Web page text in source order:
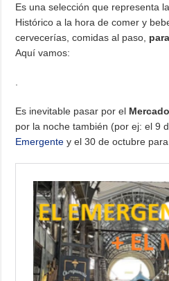
Es una selección que representa
Histórico a la hora de comer y
cervecerías, comidas al paso,
Aquí vamos:
Es inevitable pasar por el Mercado
por la noche también (por ej: el 9
Emergente y el 30 de octubre para